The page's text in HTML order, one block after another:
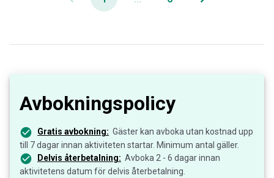
Avbokningspolicy
Gratis avbokning: Gäster kan avboka utan kostnad upp
till 7 dagar innan aktiviteten startar. Minimum antal gäller.
Delvis återbetalning: Avboka 2 - 6 dagar innan
aktivitetens datum för delvis återbetalning.